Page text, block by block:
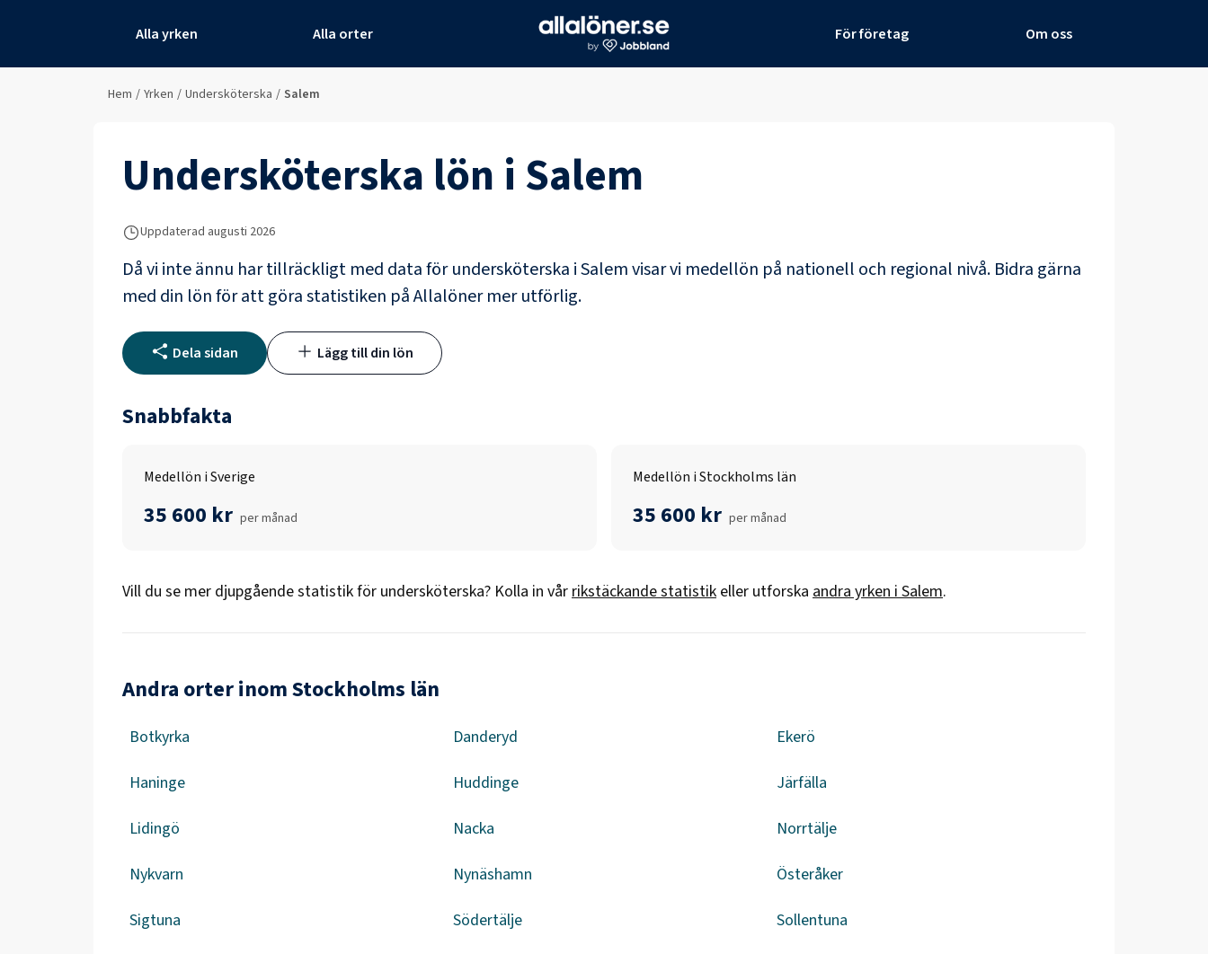
Alla yrken Alla orter För företag Om oss
Hem / Yrken / Undersköterska / Salem
Undersköterska lön i Salem
Uppdaterad augusti 2026
Då vi inte ännu har tillräckligt med data för undersköterska iSalemvisar vi medellön på nationell och regional nivå. Bidra gärna
med din lön för att göra statistiken på Allalöner mer utförlig.
Dela sidan Lägg till din lön
Snabbfakta
Medellön i Sverige
35 600 kr per månad
Medellön i Stockholms län
35 600 kr per månad
Vill du se mer djupgående statistik för undersköterska? Kolla in vårrikstäckande statistik eller utforska andra yrken iSalem.
Andra orter inom Stockholms län
Botkyrka Danderyd Ekerö
Haninge Huddinge Järfälla
Lidingö Nacka Norrtälje
Nykvarn Nynäshamn Österåker
Sigtuna Södertälje Sollentuna